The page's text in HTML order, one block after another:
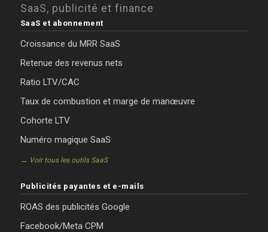
SaaS, publicité et finance
SaaS et abonnement
Croissance du MRR SaaS
Retenue des revenus nets
Ratio LTV/CAC
Taux de combustion et marge de manœuvre
Cohorte LTV
Numéro magique SaaS
→ Voir tous les outils SaaS
Publicités payantes et e-mails
ROAS des publicités Google
Facebook/Meta CPM